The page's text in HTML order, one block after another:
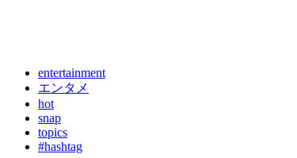
entertainment
エンタメ
hot
snap
topics
#hashtag